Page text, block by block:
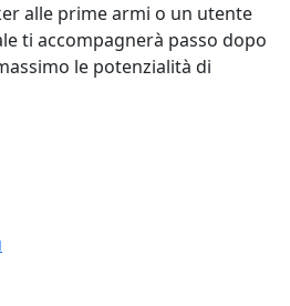
alle prime armi o un utente
ti accompagnerà passo dopo
le potenzialità di